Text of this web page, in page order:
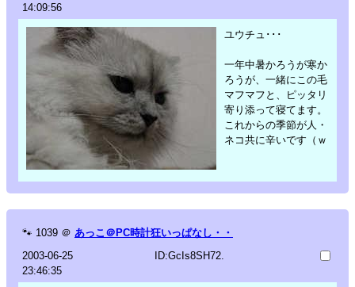
14:09:56
ユウチュ･･･
一年中暑かろうが寒か
ろうが、一緒にこの毛
マフマフと、ピッタリ
寄り添って寝てます。
これからの季節が人・
ネコ共に辛いです（ｗ
🐾 1039 ＠ あっこ＠PC時計狂いっぱなし・・
2003-06-25
23:46:35
ID:GcIs8SH72.